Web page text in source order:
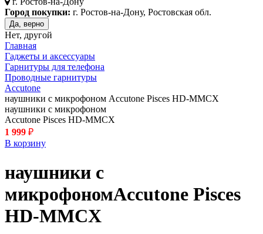
Город покупки: г. Ростов-на-Дону, Ростовская обл.
Да, верно
Нет, другой
Главная
Гаджеты и аксессуары
Гарнитуры для телефона
Проводные гарнитуры
Accutone
наушники с микрофоном Accutone Pisces HD-MMCX
наушники с микрофоном
Accutone Pisces HD-MMCX
1 999 ₽
В корзину
наушники с
микрофономAccutone Pisces
HD-MMCX